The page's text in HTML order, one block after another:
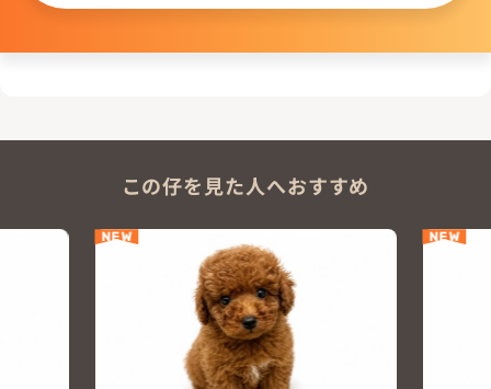
この仔を見た人へおすすめ
NEW NEW